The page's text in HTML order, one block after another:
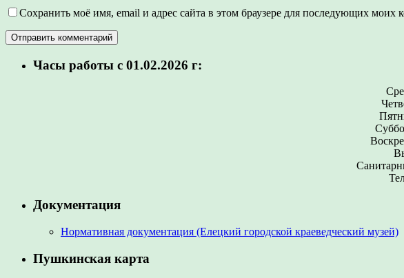
Сохранить моё имя, email и адрес сайта в этом браузере для последующих моих
Часы работы с 01.02.2026 г:
Документация
Нормативная документация (Елецкий городской краеведческий музей)
Пушкинская карта